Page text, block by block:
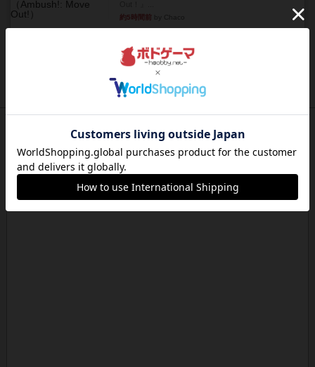
約5時間前
スカルキング
とにかく楽しい！最高のゲームではと思います。
ルールは多少ゲーム慣れした...
約5時間前by ジェイとと